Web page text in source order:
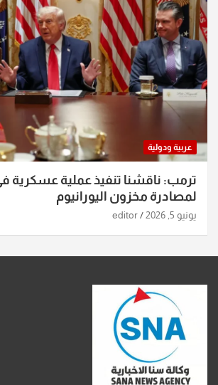
عربية ودولية
ترمب: ناقشنا تنفيذ عملية عسكرية
لمصادرة مخزون اليورانيوم
يونيو 5, 2026 editor